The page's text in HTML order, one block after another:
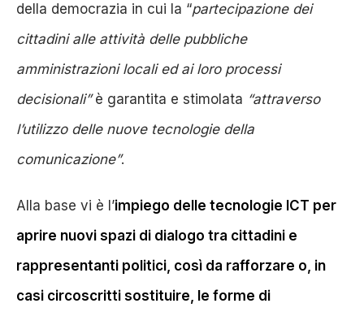
della democrazia in cui la “partecipazione dei
cittadini alle attività delle pubbliche
amministrazioni locali ed ai loro processi
decisionali”è garantita e stimolata “attraverso
l’utilizzo delle nuove tecnologie della
comunicazione”.
Alla base vi è l’impiego delle tecnologie ICT per
aprire nuovi spazi di dialogo tra cittadini e
rappresentanti politici, così da rafforzare o, in
casi circoscritti sostituire, le forme di